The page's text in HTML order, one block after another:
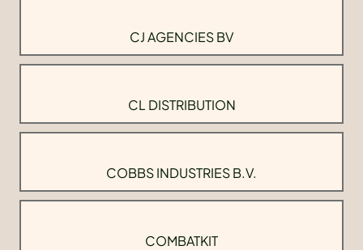
CJ AGENCIES BV
CL DISTRIBUTION
COBBS INDUSTRIES B.V.
COMBATKIT